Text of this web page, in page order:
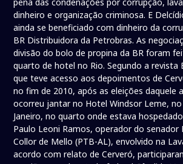
dinheiro e organização criminosa. E
ainda se beneficiado com dinheiro da
BR Distribuidora da Petrobras. As
divisão do bolo de propina da BR foram
quarto de hotel no Rio. Segundo a revista
que teve acesso aos depoimentos de
no fim de 2010, após as eleições daquele
ocorreu jantar no Hotel Windsor Leme, no
Janeiro, no quarto onde estava
Paulo Leoni Ramos, operador do senador
Collor de Mello (PTB-AL), envolvido na
acordo com relato de Cerveró,